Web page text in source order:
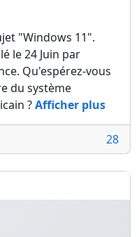
"Windows 11".
le 24 Juin par
Qu'espérez-vous
du système
?Afficher plus
28